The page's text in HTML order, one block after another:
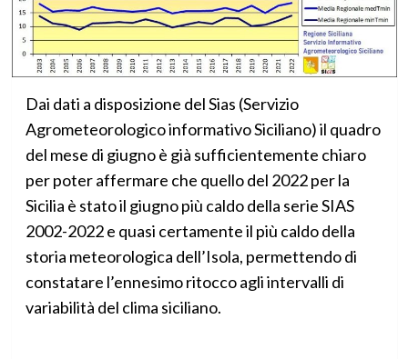
Dai dati a disposizione del Sias (Servizio
Agrometeorologico informativo Siciliano) il quadro
del mese di giugno è già sufficientemente chiaro
per poter affermare che quello del 2022 per la
Sicilia è stato il giugno più caldo della serie SIAS
2002-2022 e quasi certamente il più caldo della
storia meteorologica dell’Isola, permettendo di
constatare l’ennesimo ritocco agli intervalli di
variabilità del clima siciliano.